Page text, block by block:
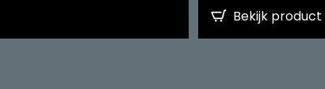
Bekijk product